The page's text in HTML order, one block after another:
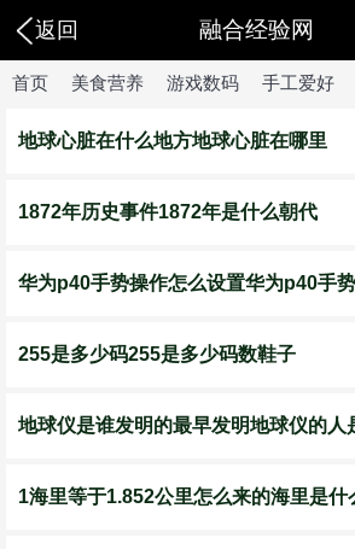
返回 融合经验网
首页 美食营养 游戏数码 手工爱好
地球心脏在什么地方地球心脏在哪里
1872年历史事件1872年是什么朝代
华为p40手势操作怎么设置华为p40手
255是多少码255是多少码数鞋子
地球仪是谁发明的最早发明地球仪的人
1海里等于1.852公里怎么来的海里是什